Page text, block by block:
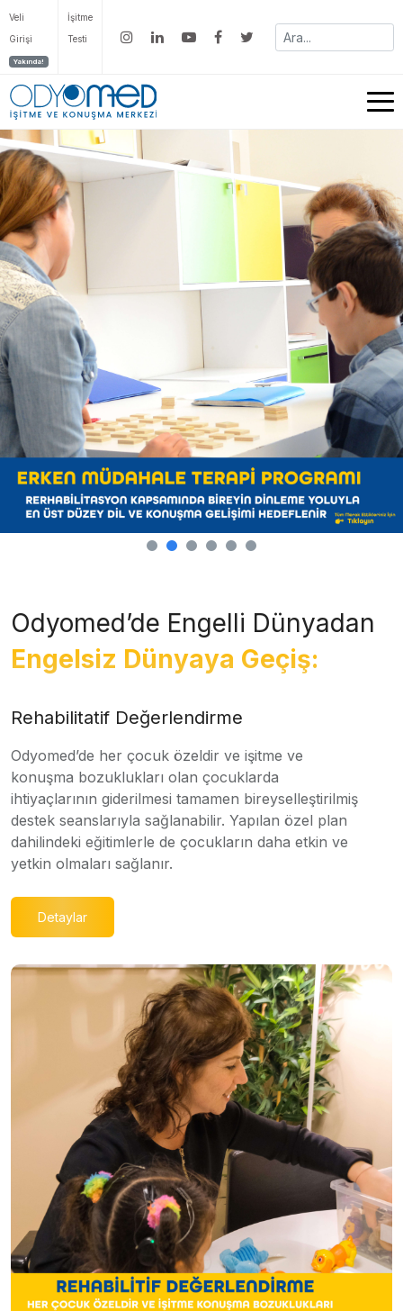
Veli
Girişi
Yakında!
İşitme
Testi
Odyomed’de Engelli Dünyadan
Engelsiz Dünyaya Geçiş:
Rehabilitatif Değerlendirme
Odyomed’de her çocuk özeldir ve işitme ve
konuşma bozuklukları olan çocuklarda
ihtiyaçlarının giderilmesi tamamen bireyselleştirilmiş
destek seanslarıyla sağlanabilir. Yapılan özel plan
dahilindeki eğitimlerle de çocukların daha etkin ve
yetkin olmaları sağlanır.
Detaylar